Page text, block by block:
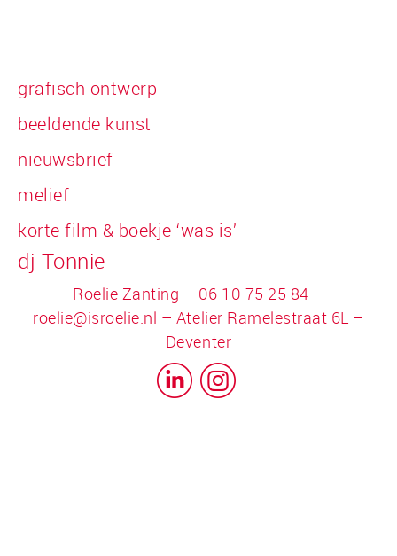
grafisch ontwerp
beeldende kunst
nieuwsbrief
melief
korte film & boekje ‘was is’
dj Tonnie
Roelie Zanting – 06 10 75 25 84 –
roelie@isroelie.nl – Atelier Ramelestraat 6L –
Deventer